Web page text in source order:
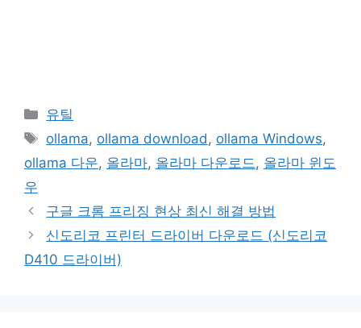
카
테
리
유틸
태
ollama, ollama download , ollama Windows,
ollama 다운, 올라마, 올라마 다운로드 , 올라마 윈도
우
구글 크롬 프리징 현상 최신 해결 방법
신도리코 프린터 드라이버 다운로드 (신도리코
D410 드라이버)